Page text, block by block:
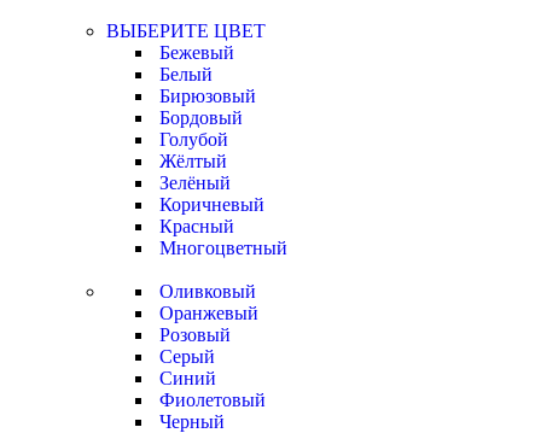
ВЫБЕРИТЕ ЦВЕТ
Бежевый
Белый
Бирюзовый
Бордовый
Голубой
Жёлтый
Зелёный
Коричневый
Красный
Многоцветный
Оливковый
Оранжевый
Розовый
Серый
Синий
Фиолетовый
Черный